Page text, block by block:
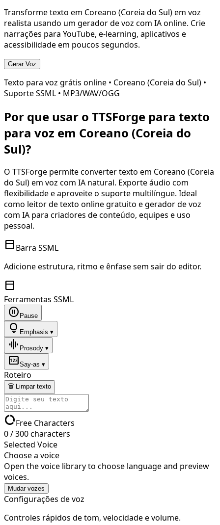
Transforme texto em Coreano (Coreia do Sul)em voz
realista usando um gerador de voz com IA online. Crie
narrações para YouTube, e-learning, aplicativos e
acessibilidade em poucos segundos.
Gerar Voz
Texto para voz grátis online • Coreano (Coreia do Sul) •
Suporte SSML • MP3/WAV/OGG
Por que usar o TTSForge para texto
para voz em Coreano (Coreia do
Sul)?
O TTSForge permite converter texto em Coreano (Coreia
do Sul)em voz com IA natural. Exporte áudio com
flexibilidade e aproveite o suporte multilíngue. Ideal
como leitor de texto online gratuito e gerador de voz
com IA para criadores de conteúdo, equipes e uso
pessoal.
toolbarBarra SSML
Adicione estrutura, ritmo e ênfase sem sair do editor.
toolbar
Ferramentas SSML
pause_circle Pause
lightbulb Emphasis ▾
graphic_eq Prosody ▾
pinSay-as ▾
Roteiro
🗑 Limpar texto
data_usageFree Characters
0/300characters
Selected Voice
Choose a voice
Open the voice library to choose language and preview
voices.
Mudar vozes
Configurações de voz
Controles rápidos de tom, velocidade e volume.